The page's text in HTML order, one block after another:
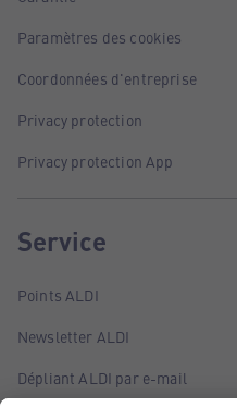
Paramètres des cookies
Coordonnées d'entreprise
Privacy protection
Privacy protection App
Service
Points ALDI
Newsletter ALDI
Dépliant ALDI par e-mail